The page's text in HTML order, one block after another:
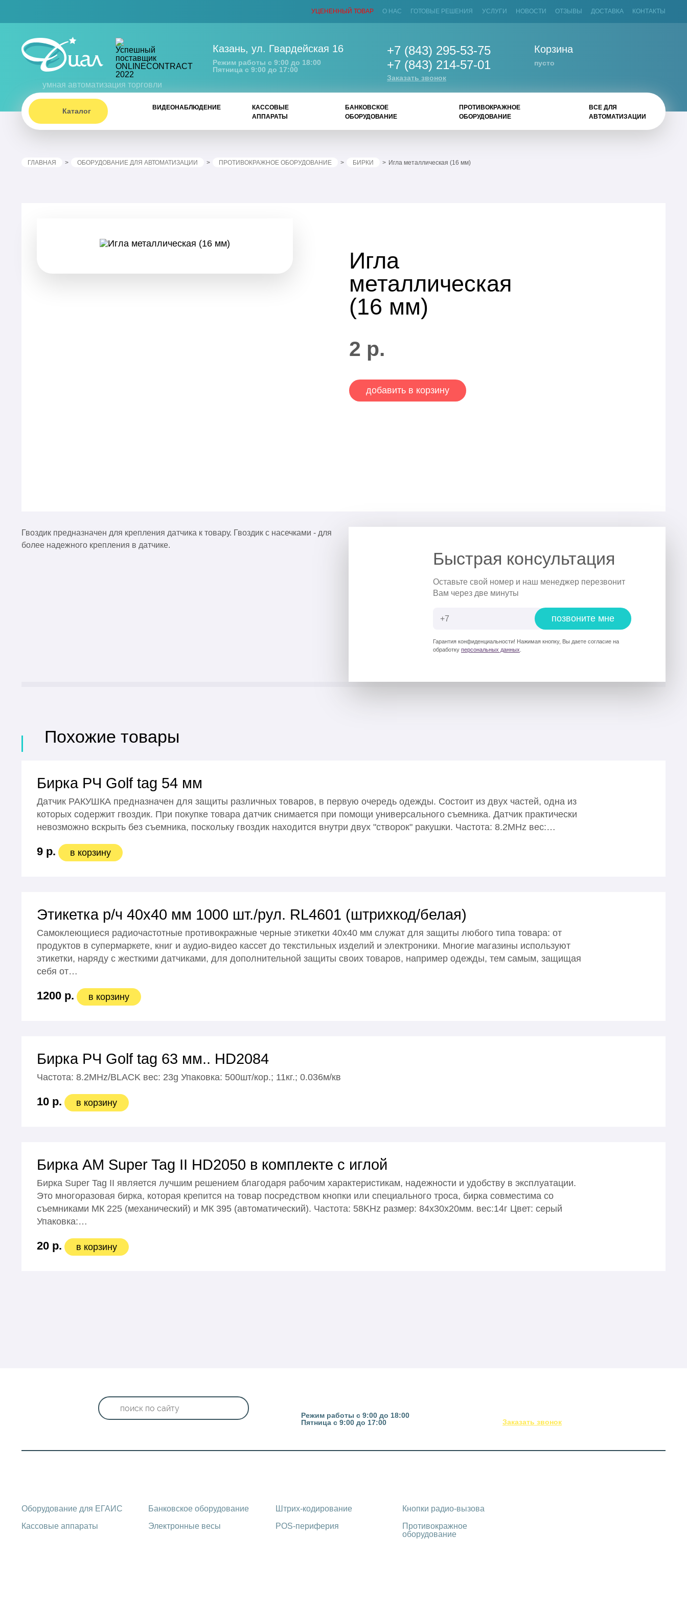
УЦЕНЕННЫЙ ТОВАР О НАС ГОТОВЫЕ РЕШЕНИЯ УСЛУГИ НОВОСТИ ОТЗЫВЫ ДОСТАВКА КОНТАКТЫ
умная автоматизация торговли
Казань, ул. Гвардейская 16
Режим работы с 9:00 до 18:00
Пятница с 9:00 до 17:00
+7 (843) 295-53-75
+7 (843) 214-57-01
Заказать звонок
Корзина
пусто
Каталог ВИДЕОНАБЛЮДЕНИЕ
КАССОВЫЕ
АППАРАТЫ
БАНКОВСКОЕ
ОБОРУДОВАНИЕ
ПРОТИВОКРАЖНОЕ
ОБОРУДОВАНИЕ
ВСЕ ДЛЯ
АВТОМАТИЗАЦИИ
ГЛАВНАЯ ОБОРУДОВАНИЕ ДЛЯ АВТОМАТИЗАЦИИ ПРОТИВОКРАЖНОЕ ОБОРУДОВАНИЕ БИРКИ Игла металлическая (16 мм)
Игла
металлическая
(16 мм)
2 р.
добавить в корзину
Быстрая консультация
Оставьте свой номер и наш менеджер перезвонит
Вам через две минуты
позвоните мне
Гарантия конфиденциальности! Нажимая кнопку, Вы даете согласие на
обработку персональных данных
Гвоздик предназначен для крепления датчика к товару. Гвоздик с насечками - для
более надежного крепления в датчике.
Похожие товары
Бирка РЧ Golf tag 54 мм
Датчик РАКУШКА предназначен для защиты различных товаров, в первую очередь одежды. Состоит из двух частей, одна из
которых содержит гвоздик. При покупке товара датчик снимается при помощи универсального съемника. Датчик практически
невозможно вскрыть без съемника, поскольку гвоздик находится внутри двух "створок" ракушки. Частота: 8.2MHz вес:…
9 р. в корзину
Этикетка р/ч 40х40 мм 1000 шт./рул. RL4601 (штрихкод/белая)
Самоклеющиеся радиочастотные противокражные черные этикетки 40х40 мм служат для защиты любого типа товара: от
продуктов в супермаркете, книг и аудио-видео кассет до текстильных изделий и электроники. Многие магазины используют
этикетки, наряду с жесткими датчиками, для дополнительной защиты своих товаров, например одежды, тем самым, защищая
себя от…
1200 р. в корзину
Бирка РЧ Golf tag 63 мм.. HD2084
Частота: 8.2MHz/BLACK вес: 23g Упаковка: 500шт/кор.; 11кг.; 0.036м/кв
10 р. в корзину
Бирка АМ Super Tag II HD2050 в комплекте с иглой
Бирка Super Tag II является лучшим решением благодаря рабочим характеристикам, надежности и удобству в эксплуатации.
Это многоразовая бирка, которая крепится на товар посредством кнопки или специального троса, бирка совместима со
съемниками МК 225 (механический) и МК 395 (автоматический). Частота: 58KHz размер: 84x30x20мм. вес:14г Цвет: серый
Упаковка:…
20 р. в корзину
Режим работы с 9:00 до 18:00
Пятница с 9:00 до 17:00
Заказать звонок
Оборудование для ЕГАИС
Кассовые аппараты
Банковское оборудование
Электронные весы
Штрих-кодирование
POS-периферия
Кнопки радио-вызова
Противокражное
оборудование